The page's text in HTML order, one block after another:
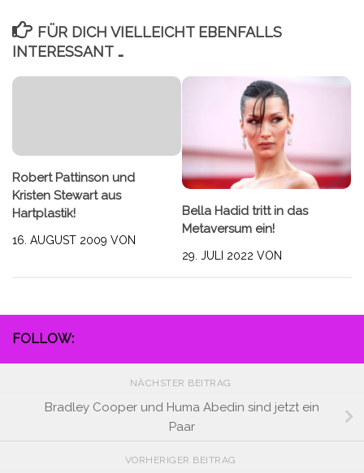
FÜR DICH VIELLEICHT EBENFALLS
INTERESSANT …
Robert Pattinson und
Kristen Stewart aus
Hartplastik!
16. AUGUST 2009 VON
Bella Hadid tritt in das
Metaversum ein!
29. JULI 2022 VON
FOLLOW:
NÄCHSTER BEITRAG
Bradley Cooper und Huma Abedin sind jetzt ein
Paar
VORHERIGER BEITRAG